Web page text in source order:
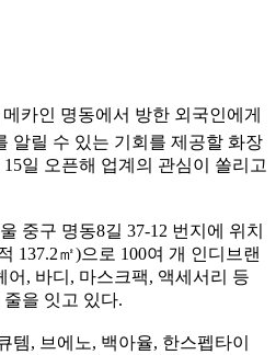
카인 명동에서 방한 외국인에게
알릴 수 있는 기회를 제공할 화장
15일 오픈해 업계의 관심이 쏠리고
중구 명동8길 37-12 번지에 위치
137.2㎡)으로 100여 개 인디브랜
어 , 바디 , 마스크팩, 액세서리 등
을 잇고 있다.
템, 브에노, 백아율, 한스펩타이